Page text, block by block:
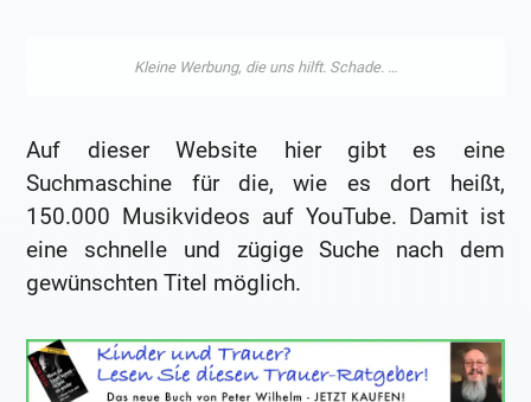
Auf dieser Website hier gibt es eine
Suchmaschine für die, wie es dort heißt,
150.000 Musikvideos auf YouTube. Damit ist
eine schnelle und zügige Suche nach dem
gewünschten Titel möglich.